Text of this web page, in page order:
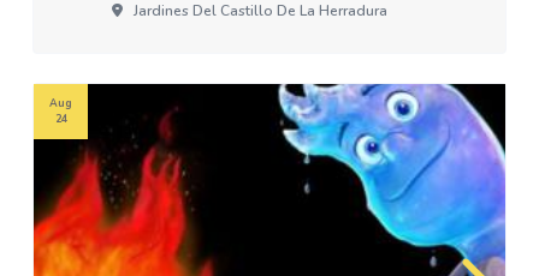
Jardines Del Castillo De La Herradura
Aug
24